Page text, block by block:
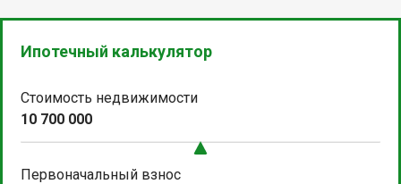
Ипотечный калькулятор
Стоимость недвижимости
10 700 000
Первоначальный взнос